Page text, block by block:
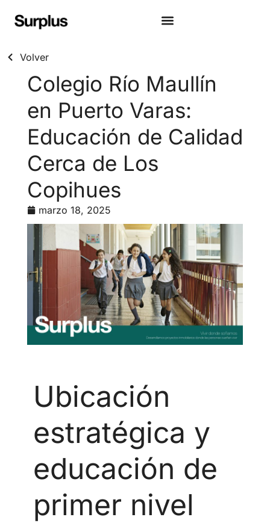
Volver
Colegio Río Maullín
en Puerto Varas:
Educación de Calidad
Cerca de Los
Copihues
marzo 18, 2025
Ubicación
estratégica y
educación de
primer nivel